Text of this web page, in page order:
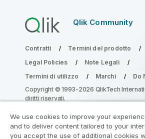
Qlik Community
Contratti
Termini del prodotto
Legal Policies
Note Legali
Termini di utilizzo
Marchi
Do
Copyright © 1993-2026 QlikTech
diritti riservati.
Partecipa al programma
We use cookies to improve your
and to deliver content tailored to your
you accept the use of additional cookies